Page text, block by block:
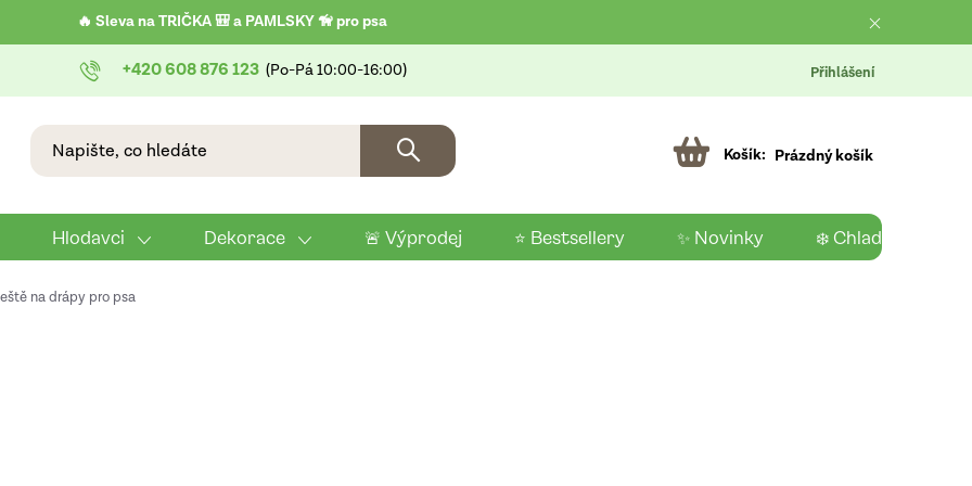
🔥 Sleva na TRIČKA 🎒 a PAMLSKY 🦮 pro psa
+420 608 876 123 Přihlášení
Prázdný košík
Hlodavci Dekorace 🚨 Výprodej ⭐ Bestsellery ✨ Novinky ❄️ Chladící
na drápy pro psa